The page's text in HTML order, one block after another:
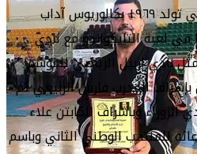
حسين مطر عبدالله الشحماني تولد ١٩٦٩ بكالوريوس آداب
لعبة التايكواندو مع نادي
نادي اربيل الرياضي للموسم
بإشراف المدرب فارس الربيعي ثم
الزوراء وباشراف الكابتن علاء
للمنتخب الوطني الثاني وباسم